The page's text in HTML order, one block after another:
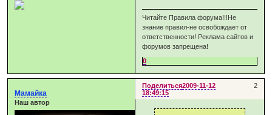
Читайте Правила форума!!!Не
знание правил-не освобождает от
ответственности! Реклама сайтов и
форумов запрещена!
0
Поделиться 2
2009-11-12
18:49:15
Мамайка
Наш автор